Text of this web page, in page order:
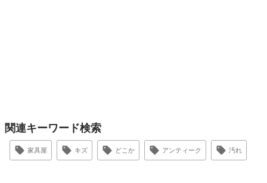
関連キーワード検索
家具屋 キズ どこか アンティーク 汚れ